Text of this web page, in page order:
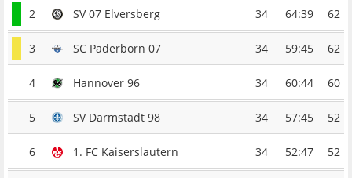
2 SV 07 Elversberg 34 64:39 62
3 SC Paderborn 07 34 59:45 62
4 Hannover 96 34 60:44 60
5 SV Darmstadt 98 34 57:45 52
6 1. FC Kaiserslautern 34 52:47 52